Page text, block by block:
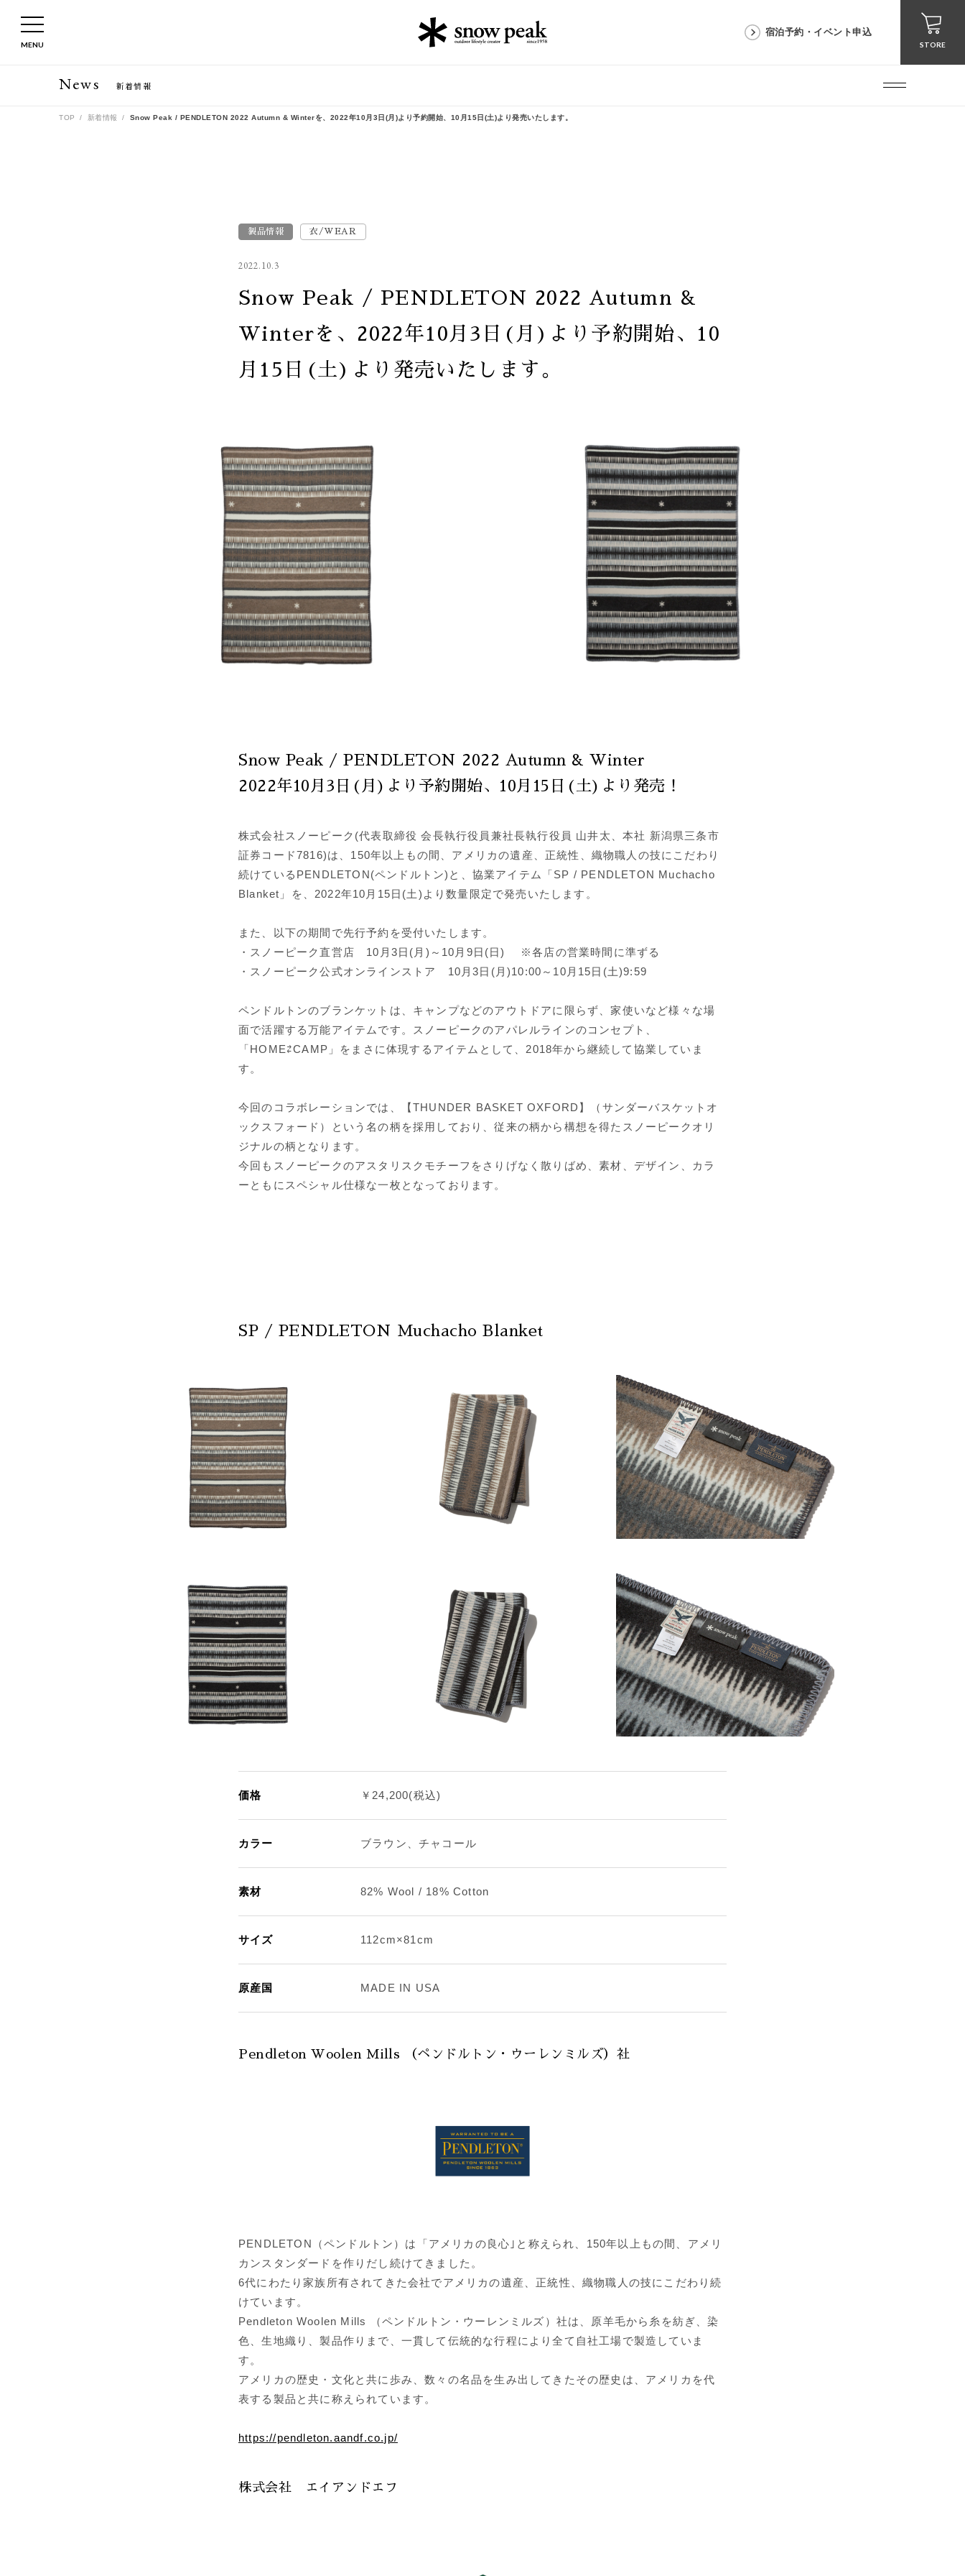
MENU STORE
宿泊予約・イベント申込
News 新着情報
TOP 新着情報 Snow Peak / PENDLETON 2022 Autumn & Winterを、2022年10月3日(月)より予約開始、10月15日(土)より発売いたします。
製品情報 衣/WEAR
2022.10.3
Snow Peak / PENDLETON 2022 Autumn &
Winterを、2022年10月3日(月)より予約開始、10
月15日(土)より発売いたします。
Snow Peak / PENDLETON 2022 Autumn & Winter
2022年10月3日(月)より予約開始、10月15日(土)より発売！
株式会社スノーピーク(代表取締役 会長執行役員兼社長執行役員 山井太、本社 新潟県三条市
証券コード7816)は、150年以上もの間、アメリカの遺産、正統性、織物職人の技にこだわり
続けているPENDLETON(ペンドルトン)と、協業アイテム「SP / PENDLETON Muchacho
Blanket」を、2022年10月15日(土)より数量限定で発売いたします。
また、以下の期間で先行予約を受付いたします。
・スノーピーク直営店 10月3日(月)～10月9日(日) ※各店の営業時間に準ずる
・スノーピーク公式オンラインストア 10月3日(月)10:00～10月15日(土)9:59
ペンドルトンのブランケットは、キャンプなどのアウトドアに限らず、家使いなど様々な場
面で活躍する万能アイテムです。スノーピークのアパレルラインのコンセプト、
「HOME⇄CAMP」をまさに体現するアイテムとして、2018年から継続して協業していま
す。
今回のコラボレーションでは、【THUNDER BASKET OXFORD】（サンダーバスケットオ
ックスフォード）という名の柄を採用しており、従来の柄から構想を得たスノーピークオリ
ジナルの柄となります。
今回もスノーピークのアスタリスクモチーフをさりげなく散りばめ、素材、デザイン、カラ
ーともにスペシャル仕様な一枚となっております。
SP / PENDLETON Muchacho Blanket
価格 ￥24,200(税込)
カラー ブラウン、チャコール
素材 82% Wool / 18% Cotton
サイズ 112cm×81cm
原産国 MADE IN USA
Pendleton Woolen Mills （ペンドルトン・ウーレンミルズ）社
PENDLETON（ペンドルトン）は「アメリカの良心｣と称えられ、150年以上もの間、アメリ
カンスタンダードを作りだし続けてきました。
6代にわたり家族所有されてきた会社でアメリカの遺産、正統性、織物職人の技にこだわり続
けています。
Pendleton Woolen Mills （ペンドルトン・ウーレンミルズ）社は、原羊毛から糸を紡ぎ、染
色、生地織り、製品作りまで、一貫して伝統的な行程により全て自社工場で製造していま
す。
アメリカの歴史・文化と共に歩み、数々の名品を生み出してきたその歴史は、アメリカを代
表する製品と共に称えられています。
https://pendleton.aandf.co.jp/
株式会社 エイアンドエフ